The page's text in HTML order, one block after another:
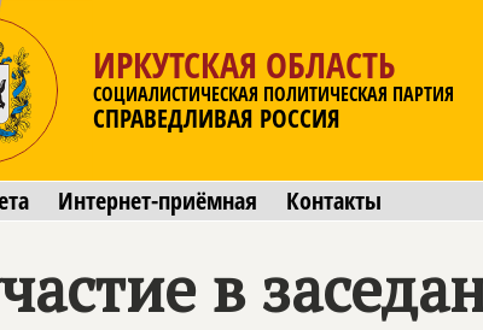
ИРКУТСКАЯ ОБЛАСТЬ
СОЦИАЛИСТИЧЕСКАЯ ПОЛИТИЧЕСКАЯ ПАРТИЯ
СПРАВЕДЛИВАЯ РОССИЯ
Интернет-приёмная Контакты
в